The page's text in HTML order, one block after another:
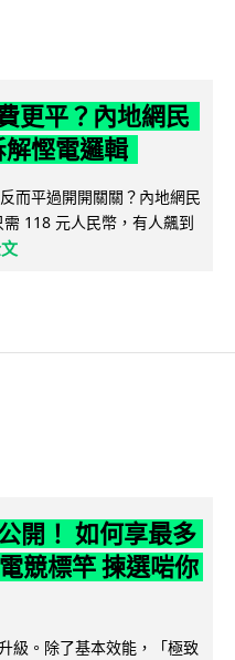
更平？內地網民
解慳電邏輯
而平過開開關關？內地網民
118 元人民幣，有人飆到
開！ 如何享最多
競標竿 揀選啱你
級。除了基本效能，「極致